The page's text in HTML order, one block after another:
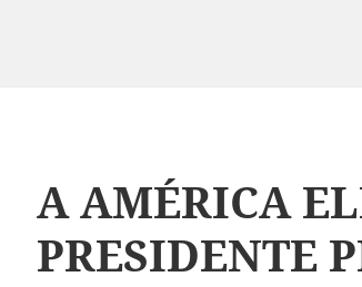
A AMÉRICA
PRESIDENTE